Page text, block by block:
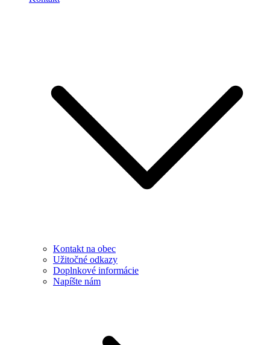
Kontakt na obec
Užitočné odkazy
Doplnkové informácie
Napíšte nám